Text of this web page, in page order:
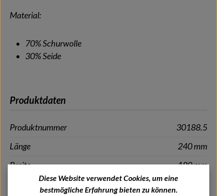
Material:
70% Schurwolle
30% Seide
Produktdaten
Produktnummer
30188.5
Länge
240 mm
Breite
180 mm
Diese Website verwendet Cookies, um eine
bestmögliche Erfahrung bieten zu können.